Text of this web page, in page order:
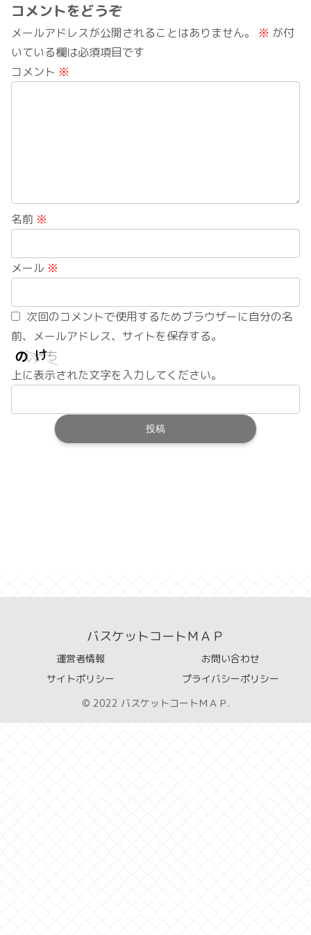
コメントをどうぞ
メールアドレスが公開されることはありません。 ※ が付
いている欄は必須項目です
コメント ※
名前 ※
メール ※
次回のコメントで使用するためブラウザーに自分の名
前、メールアドレス、サイトを保存する。
上に表示された文字を入力してください。
バスケットコートＭＡＰ
運営者情報
お問い合わせ
サイトポリシー
プライバシーポリシー
© 2022 バスケットコートＭＡＰ.